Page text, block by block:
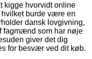
kigge hvorvidt online
burde være en
dansk lovgivning,
fagmænd som har nøje
giver det dig
for besvær ved dit køb.